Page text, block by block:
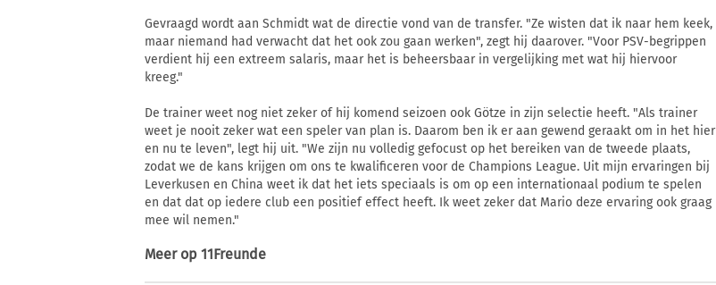
Gevraagd wordt aan Schmidt wat de directie vond van de transfer. "Ze wisten dat ik naar hem keek,
maar niemand had verwacht dat het ook zou gaan werken", zegt hij daarover. "Voor PSV-begrippen
verdient hij een extreem salaris, maar het is beheersbaar in vergelijking met wat hij hiervoor
kreeg."
De trainer weet nog niet zeker of hij komend seizoen ook Götze in zijn selectie heeft. "Als trainer
weet je nooit zeker wat een speler van plan is. Daarom ben ik er aan gewend geraakt om in het hier
en nu te leven", legt hij uit. "We zijn nu volledig gefocust op het bereiken van de tweede plaats,
zodat we de kans krijgen om ons te kwalificeren voor de Champions League. Uit mijn ervaringen bij
Leverkusen en China weet ik dat het iets speciaals is om op een internationaal podium te spelen
en dat dat op iedere club een positief effect heeft. Ik weet zeker dat Mario deze ervaring ook graag
mee wil nemen."
Meer op 11Freunde